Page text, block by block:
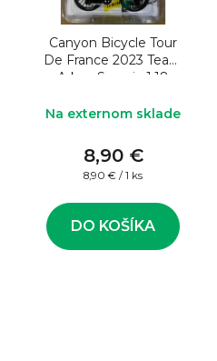
Canyon Bicycle Tour
De France 2023 Team
Arkea Samsic 1:18
Na externom sklade
8,90 €
Jednotková
8,90 € / 1 ks
DO KOŠÍKA